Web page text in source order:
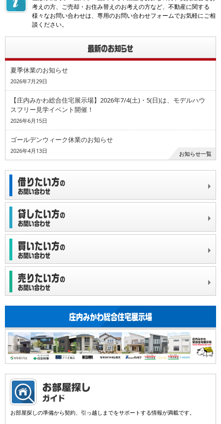
考えの方、ご売却・お住み替えのお考えの方など、不動産に関する
様々なお問い合わせは、専用のお問い合わせフォームでお気軽にご相
談ください。
夏季休業のお知らせ
2026年7月29日
【庄内みかわ総合住宅展示場】2026年7/4(土)・5(日)は、モデルハウ
スフリー見学イベント開催！
2026年6月15日
ゴールデンウィーク休業のお知らせ
2026年4月13日 お知らせ一覧
お部屋探しの準備から契約、引っ越しまでをサポートする情報が満載です。